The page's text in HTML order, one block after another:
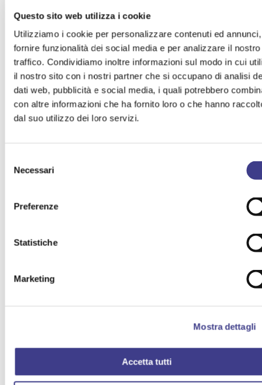
Questo sito web utilizza i cookie
Utilizziamo i cookie per personalizzare contenuti ed
fornire funzionalità dei social media e per analizzare il nostro
traffico. Condividiamo inoltre informazioni sul modo in cui
il nostro sito con i nostri partner che si occupano di analisi
dati web, pubblicità e social media, i quali potrebbero
con altre informazioni che ha fornito loro o che hanno
dal suo utilizzo dei loro servizi.
delNecessari
Preferenze
Statistiche
Marketing
Mostra dettagli
Accetta tutti
AGENDA ONU 2030 E OBIETTIVI DI SVILUPPO SOSTENIBILE
AUTORIZZAZIONI AUA E AIA
DANNO AMBIENTALE
EMISSIONI IN ATMOSFERA (QUALITA' ARIA)
ENERGIA
RIFIUTI
SCOPRI I CORSI DI AIAS ACADEMY su questo